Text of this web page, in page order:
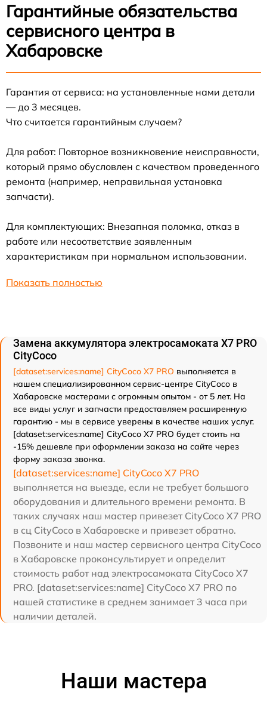
Гарантийные обязательства
сервисного центра в
Хабаровске
Гарантия от сервиса: на установленные нами детали
— до 3 месяцев.
Что считается гарантийным случаем?
Для работ: Повторное возникновение неисправности,
который прямо обусловлен с качеством проведенного
ремонта (например, неправильная установка
запчасти).
Для комплектующих: Внезапная поломка, отказ в
работе или несоответствие заявленным
характеристикам при нормальном использовании.
Показать полностью
Замена аккумулятора электросамоката X7 PRO
CityCoco
[dataset:services:name] CityCoco X7 PRO выполняется в
нашем специализированном сервис-центре CityCoco в
Хабаровске мастерами с огромным опытом - от 5 лет. На
все виды услуг и запчасти предоставляем расширенную
гарантию - мы в сервисе уверены в качестве наших услуг.
[dataset:services:name] CityCoco X7 PRO будет стоить на
-15% дешевле при оформлении заказа на сайте через
форму заказа звонка.
[dataset:services:name] CityCoco X7 PRO
выполняется на выезде, если не требует большого
оборудования и длительного времени ремонта. В
таких случаях наш мастер привезет CityCoco X7 PRO
в сц CityCoco в Хабаровске и привезет обратно.
Позвоните и наш мастер сервисного центра CityCoco
в Хабаровске проконсультирует и определит
стоимость работ над электросамоката CityCoco X7
PRO. [dataset:services:name] CityCoco X7 PRO по
нашей статистике в среднем занимает 3 часа при
наличии деталей.
Наши мастера